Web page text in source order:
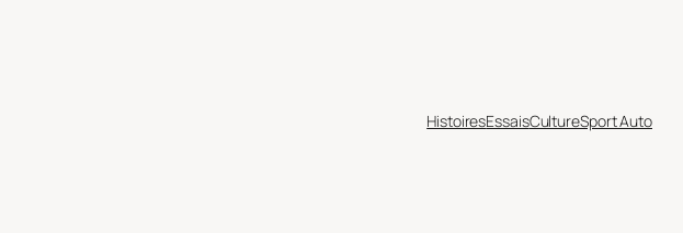
HistoiresEssaisCultureSport Auto